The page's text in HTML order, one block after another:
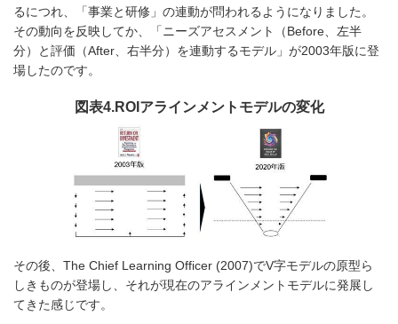
るにつれ、「事業と研修」の連動が問われるようになりました。
その動向を反映してか、「ニーズアセスメント（Before、左半
分）と評価（After、右半分）を連動するモデル」が2003年版に登
場したのです。
図表4.ROIアラインメントモデルの変化
その後、The Chief Learning Officer (2007)でV字モデルの原型ら
しきものが登場し、それが現在のアラインメントモデルに発展し
てきた感じです。